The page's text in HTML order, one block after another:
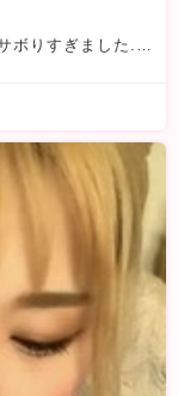
た....っていってもネタが無いです